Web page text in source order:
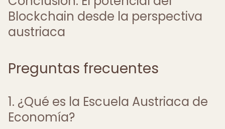
Blockchain desde la perspectiva
austriaca
Preguntas frecuentes
1. ¿Qué es la Escuela Austriaca de
Economía?